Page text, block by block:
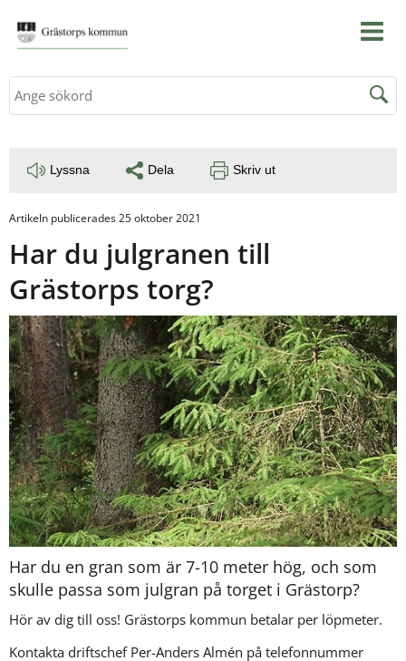
Sök
Lyssna Dela Skriv ut
Artikeln publicerades 25 oktober 2021
Har du julgranen till
Grästorps torg?
Har du en gran som är 7-10 meter hög, och som
skulle passa som julgran på torget i Grästorp?
Hör av dig till oss! Grästorps kommun betalar per löpmeter.